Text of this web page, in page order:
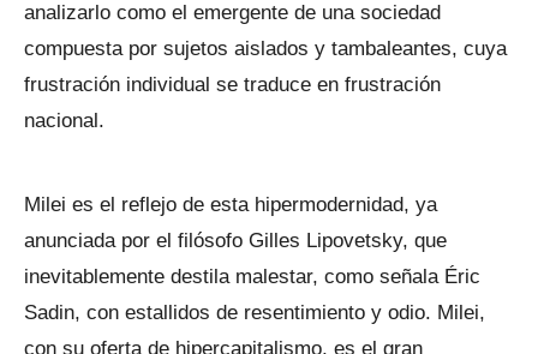
analizarlo como el emergente de una sociedad
compuesta por sujetos aislados y tambaleantes, cuya
frustración individual se traduce en frustración
nacional.
Milei es el reflejo de esta hipermodernidad, ya
anunciada por el filósofo Gilles Lipovetsky, que
inevitablemente destila malestar, como señala Éric
Sadin, con estallidos de resentimiento y odio. Milei,
con su oferta de hipercapitalismo, es el gran